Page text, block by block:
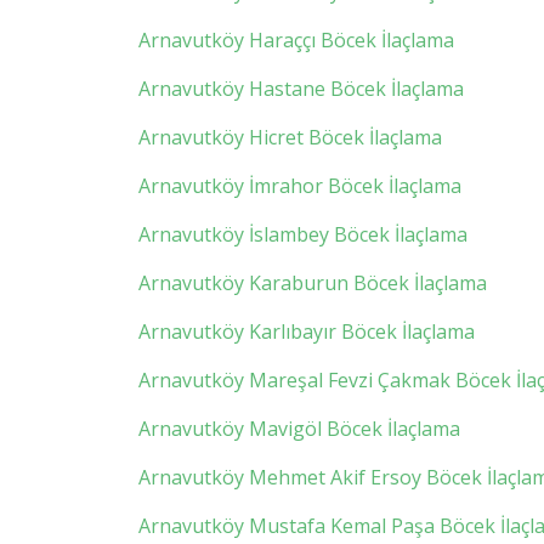
Arnavutköy Haraççı Böcek İlaçlama
Arnavutköy Hastane Böcek İlaçlama
Arnavutköy Hicret Böcek İlaçlama
Arnavutköy İmrahor Böcek İlaçlama
Arnavutköy İslambey Böcek İlaçlama
Arnavutköy Karaburun Böcek İlaçlama
Arnavutköy Karlıbayır Böcek İlaçlama
Arnavutköy Mareşal Fevzi Çakmak Böcek
Arnavutköy Mavigöl Böcek İlaçlama
Arnavutköy Mehmet Akif Ersoy Böcek
Arnavutköy Mustafa Kemal Paşa Böcek